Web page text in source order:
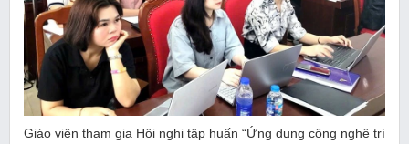
Giáo viên tham gia Hội nghị tập huấn “Ứng dụng công nghệ trí